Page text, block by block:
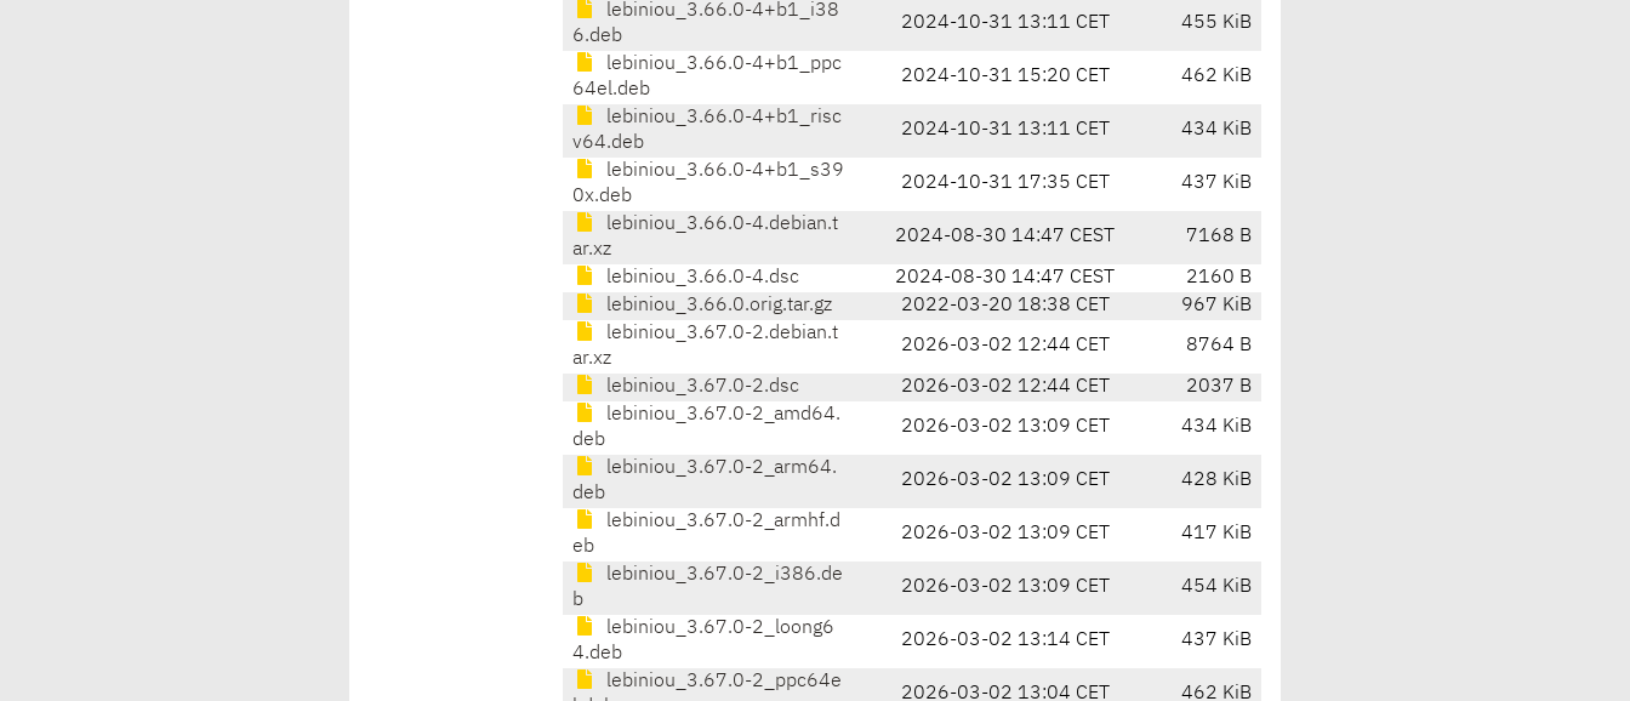
lebiniou_3.66.0-4+b1_i38
6.deb
2024-10-31 13:11 CET 455 KiB
lebiniou_3.66.0-4+b1_ppc
64el.deb
2024-10-31 15:20 CET 462 KiB
lebiniou_3.66.0-4+b1_risc
v64.deb
2024-10-31 13:11 CET 434 KiB
lebiniou_3.66.0-4+b1_s39
0x.deb
2024-10-31 17:35 CET 437 KiB
lebiniou_3.66.0-4.debian.t
ar.xz
2024-08-30 14:47 CEST 7168 B
lebiniou_3.66.0-4.dsc 2024-08-30 14:47 CEST
2160 B
lebiniou_3.66.0.orig.tar.gz
2022-03-20 18:38 CET
967 KiB
lebiniou_3.67.0-2.debian.t
ar.xz
2026-03-02 12:44 CET 8764 B
lebiniou_3.67.0-2.dsc 2026-03-02 12:44 CET
2037 B
lebiniou_3.67.0-2_amd64.
deb
2026-03-02 13:09 CET 434 KiB
lebiniou_3.67.0-2_arm64.
deb
2026-03-02 13:09 CET 428 KiB
lebiniou_3.67.0-2_armhf.d
eb
2026-03-02 13:09 CET 417 KiB
lebiniou_3.67.0-2_i386.de
b
2026-03-02 13:09 CET 454 KiB
lebiniou_3.67.0-2_loong6
4.deb
2026-03-02 13:14 CET 437 KiB
lebiniou_3.67.0-2_ppc64e
2026-03-02 13:04 CET 462 KiB